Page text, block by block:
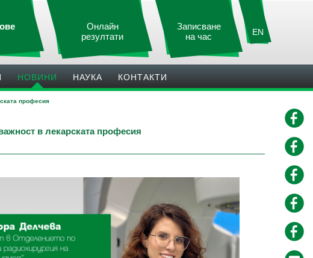
EN
Записване
на час
Онлайн
резултати
НОВИНИ НАУКА КОНТАКТИ
професия
в лекарската професия